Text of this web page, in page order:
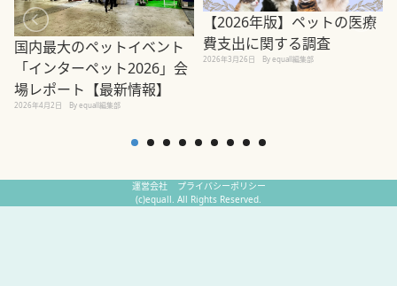
国内最大のペットイベント
「インターペット2026」会
場レポート【最新情報】
2026年4月2日 By equall編集部
【2026年版】ペットの医療
費支出に関する調査
2026年3月26日 By equall編集部
運営会社
プライバシーポリシー
(c)equall. All Rights Reserved.